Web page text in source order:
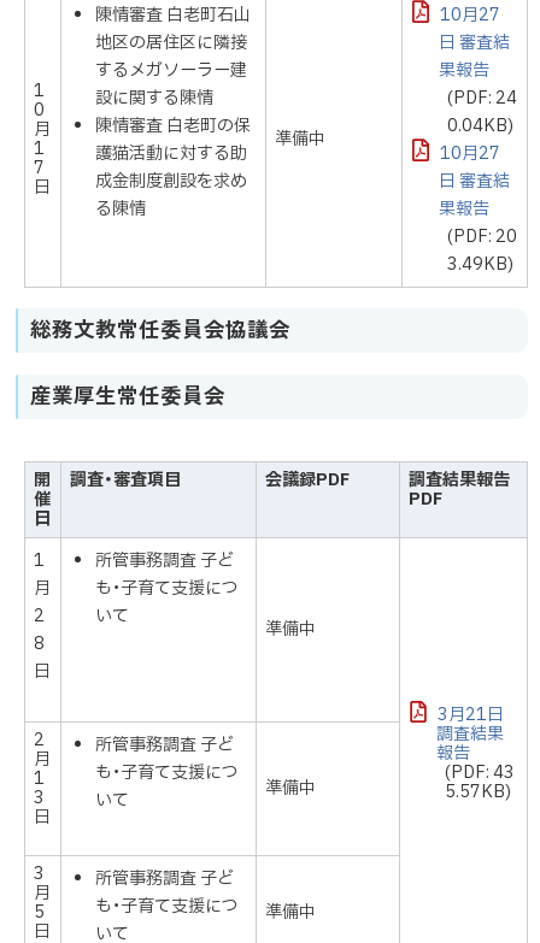
1
0
月
1
7
日
陳情審査 白老町石山
地区の居住区に隣接
するメガソーラー建
設に関する陳情
陳情審査 白老町の保
護猫活動に対する助
成金制度創設を求め
る陳情
準備中
10月27
日 審査結
果報告
(PDF: 24
0.04KB)
10月27
日 審査結
果報告
(PDF: 20
3.49KB)
総務文教常任委員会協議会
産業厚生常任委員会
開
催
日
調査・審査項目 会議録PDF 調査結果報告
PDF
1
月
2
8
日
所管事務調査 子ど
も・子育て支援につ
いて
準備中
3月21日
調査結果
報告
(PDF: 43
5.57KB)
2
月
1
3
日
所管事務調査 子ど
も・子育て支援につ
いて
準備中
3
月
5
日
所管事務調査 子ど
も・子育て支援につ
いて
準備中